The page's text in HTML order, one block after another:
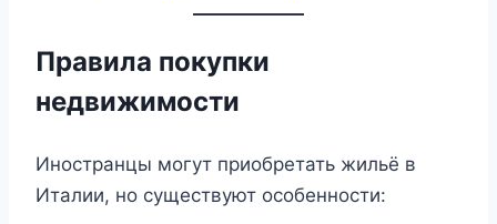
Правила покупки
недвижимости
Иностранцы могут приобретать жильё в
Италии, но существуют особенности: